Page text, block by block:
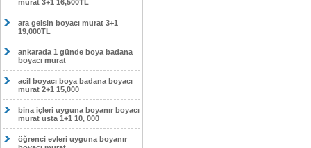
murat 3+1 16,500TL
ara gelsin boyacı murat 3+1
19,000TL
ankarada 1 günde boya badana
boyacı murat
acil boyacı boya badana boyacı
murat 2+1 15,000
bina içleri uyguna boyanır boyacı
murat usta 1+1 10, 000
öğrenci evleri uyguna boyanır